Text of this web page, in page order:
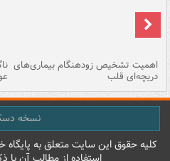
اهمیت تشخیص زودهنگام بیماری‌های
دریچه‌ای قلب
نسخه
کليه حقوق اين سايت متعلق به